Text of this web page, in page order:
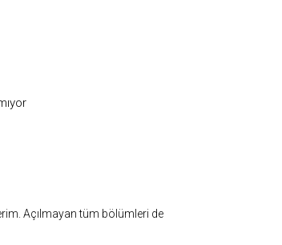
Açılmayan tüm bölümleri de